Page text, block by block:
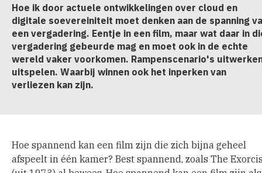
Hoe ik door actuele ontwikkelingen over cloud en
digitale soevereiniteit moet denken aan de spanning
een vergadering. Eentje in een film, maar wat daar in
vergadering gebeurde mag en moet ook in de echte
wereld vaker voorkomen. Rampenscenario's
uitspelen. Waarbij winnen ook het inperken van
verliezen kan zijn.
Hoe spannend kan een film zijn die zich bijna geheel
afspeelt in één kamer? Best spannend, zoals The